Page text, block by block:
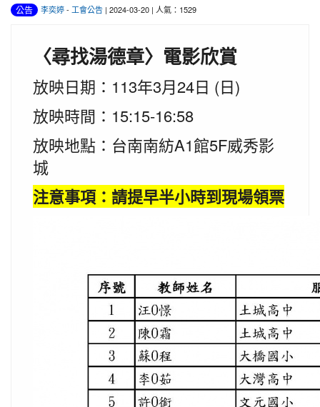
公告 李奕婷- 工會公告 | 2024-03-20 | 人氣：1529
〈尋找湯德章〉電影欣賞
放映日期：113年3月24日 (日)
放映時間：15:15-16:58
放映地點：台南南紡A1館5F威秀影
城
注意事項：請提早半小時到現場領票